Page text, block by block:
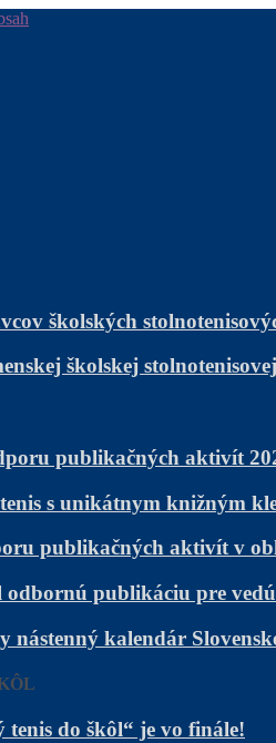
školských
školskej
publikačných aktivít
s unikátnym knižným
publikačných aktivít v
publikáciu pre
nástenný kalendár
tenis do škôl“ je vo finále!